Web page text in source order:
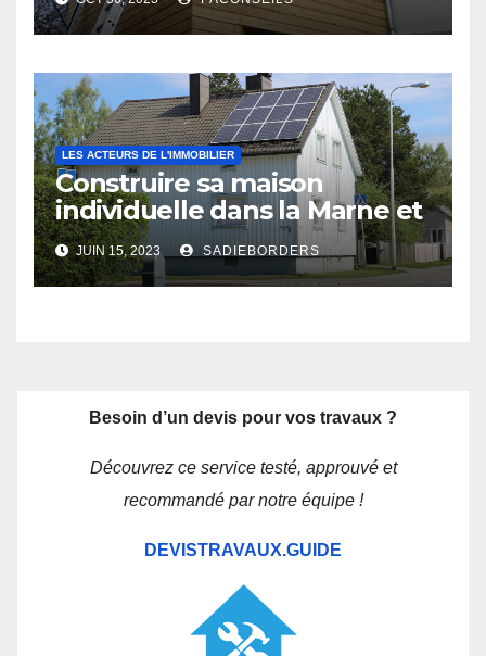
LES ACTEURS DE L'IMMOBILIER
Construire sa maison
individuelle dans la Marne et
les Ardennes : les avantages
d’un constructeur local
JUIN 15, 2023 SADIEBORDERS
Besoin d’un devis pour vos travaux ?
Découvrez ce service testé, approuvé et
recommandé par notre équipe !
DEVISTRAVAUX.GUIDE